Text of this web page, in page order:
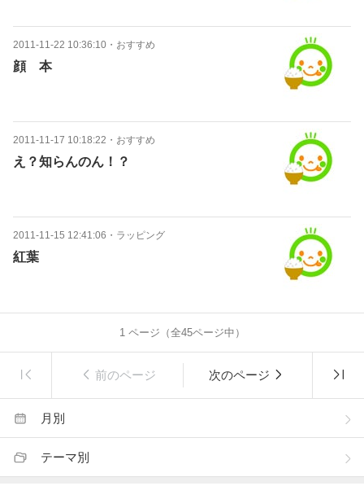
2011-11-22 10:36:10 ・ おすすめ
顔 本
2011-11-17 10:18:22 ・ おすすめ
え？知らんのん！？
2011-11-15 12:41:06 ・ ラッピング
紅葉
1ページ（全45ページ中）
前のページ 次のページ
月別
テーマ別